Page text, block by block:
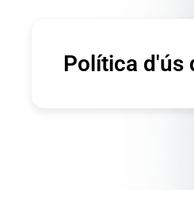
900 61 00
Política d'ús